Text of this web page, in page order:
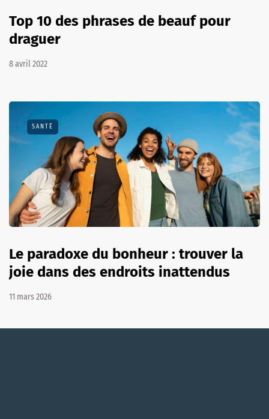
Top 10 des phrases de beauf pour
draguer
8 avril 2022
SANTÉ
Le paradoxe du bonheur : trouver la
joie dans des endroits inattendus
11 mars 2026